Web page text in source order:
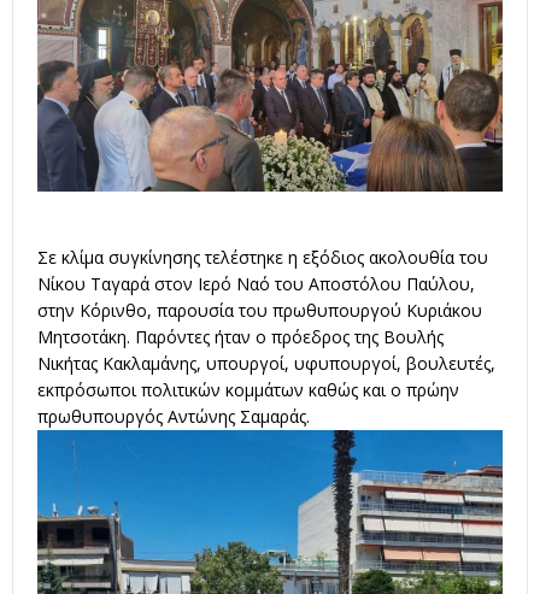
Σε κλίμα συγκίνησης τελέστηκε η εξόδιος ακολουθία του
Νίκου Ταγαρά στον Ιερό Ναό του Αποστόλου Παύλου,
στην Κόρινθο, παρουσία του πρωθυπουργού Κυριάκου
Μητσοτάκη. Παρόντες ήταν ο πρόεδρος της Βουλής
Νικήτας Κακλαμάνης, υπουργοί, υφυπουργοί, βουλευτές,
εκπρόσωποι πολιτικών κομμάτων καθώς και ο πρώην
πρωθυπουργός Αντώνης Σαμαράς.